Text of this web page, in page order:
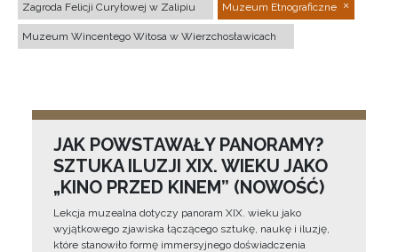
Zagroda Felicji Curyłowej w Zalipiu Muzeum Etnograficzne
Muzeum Wincentego Witosa w Wierzchosławicach
JAK POWSTAWAŁY PANORAMY?
SZTUKA ILUZJI XIX. WIEKU JAKO
„KINO PRZED KINEM” (NOWOŚĆ)
Lekcja muzealna dotyczy panoram XIX. wieku jako
wyjątkowego zjawiska łączącego sztukę, naukę i iluzję,
które stanowiło formę immersyjnego doświadczenia